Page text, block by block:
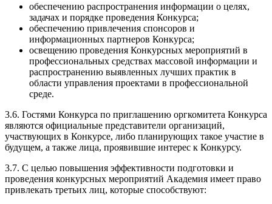
обеспечению распространения информации о целях,
задачах и порядке проведения Конкурса;
обеспечению привлечения спонсоров и
информационных партнеров Конкурса;
освещению проведения Конкурсных мероприятий в
профессиональных средствах массовой информации и
распространению выявленных лучших практик в
области управления проектами в профессиональной
среде.
3.6. Гостями Конкурса по приглашению оргкомитета Конкурса
являются официальные представители организаций,
участвующих в Конкурсе, либо планирующих такое участие в
будущем, а также лица, проявившие интерес к Конкурсу.
3.7. С целью повышения эффективности подготовки и
проведения конкурсных мероприятий Академия имеет право
привлекать третьих лиц, которые способствуют: